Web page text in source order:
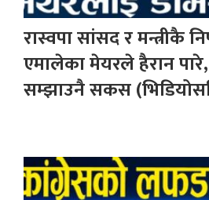
रास्वपा सांसद र मन्त्रीकै
एमालेका मेयरले हैरान
सम्झाउनै सकस